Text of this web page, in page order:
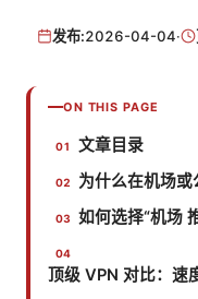
发布:2026-04-04·
ON THIS PAGE
文章目录
为什么在机场
如何选择“机场
顶级 VPN 对比：速